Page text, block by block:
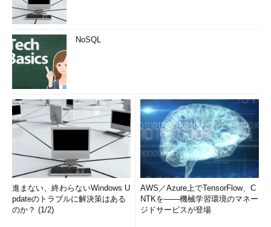
NoSQL
進まない、終わらないWindows U
pdateのトラブルに解決策はある
のか？ (1/2)
AWS／Azure上でTensorFlow、C
NTKを――機械学習環境のマネー
ジドサービスが登場